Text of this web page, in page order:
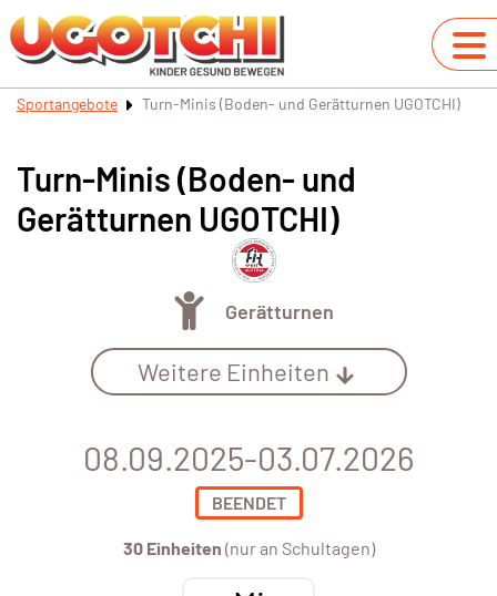
Sportangebote Turn-Minis (Boden- und Gerätturnen UGOTCHI)
Turn-Minis (Boden- und
Gerätturnen UGOTCHI)
Gerätturnen
Weitere Einheiten
08.09.2025-03.07.2026
BEENDET
30 Einheiten (nur an Schultagen)